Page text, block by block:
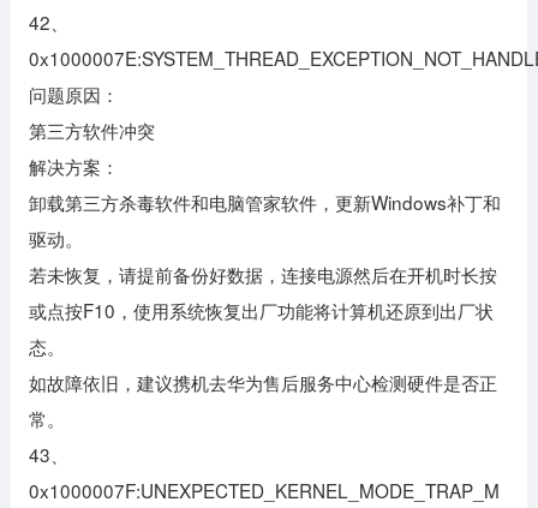
42、
问题原因：
第三方软件冲突
解决方案：
卸载第三方杀毒软件和电脑管家软件，更新Windows补丁和
驱动。
若未恢复，请提前备份好数据，连接电源然后在开机时长按
或点按F10，使用系统恢复出厂功能将计算机还原到出厂状
态。
如故障依旧，建议携机去华为售后服务中心检测硬件是否正
常。
43、
0x1000007F:UNEXPECTED_KERNEL_MODE_TRAP_M